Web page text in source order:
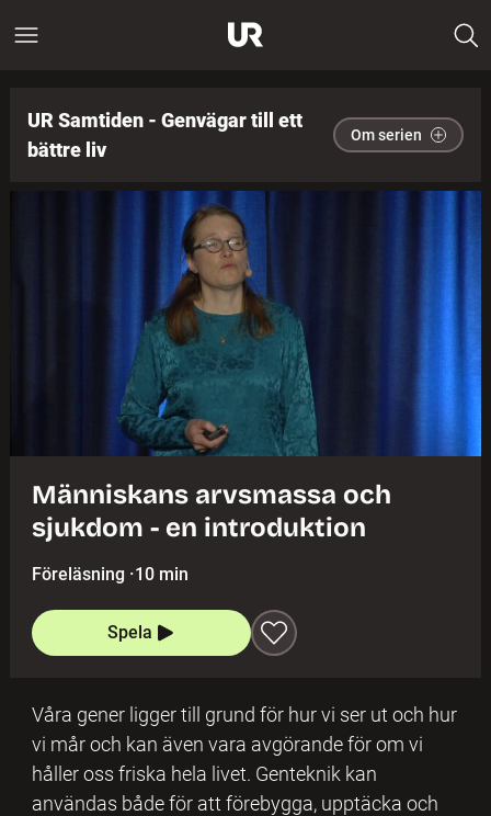
UR Samtiden - Genvägar till ett
bättre liv
Om serien
Människans arvsmassa och
sjukdom - en introduktion
Föreläsning ·10 min
Spela
Våra gener ligger till grund för hur vi ser ut och hur
vi mår och kan även vara avgörande för om vi
håller oss friska hela livet. Genteknik kan
användas både för att förebygga, upptäcka och